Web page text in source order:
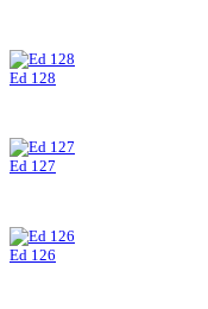
Ed 128
Ed 127
Ed 126